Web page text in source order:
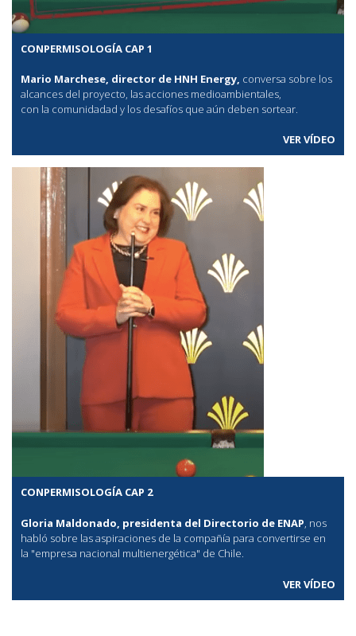
CONPERMISOLOGÍA CAP 1
Mario Marchese, director de HNH Energy, conversa sobre los
alcances del proyecto, las acciones medioambientales,
con la comunidadad y los desafíos que aún deben sortear.
VER VÍDEO
CONPERMISOLOGÍA CAP 2
Gloria Maldonado, presidenta del Directorio de ENAP, nos
habló sobre las aspiraciones de la compañía para convertirse en
la "empresa nacional multienergética" de Chile.
VER VÍDEO